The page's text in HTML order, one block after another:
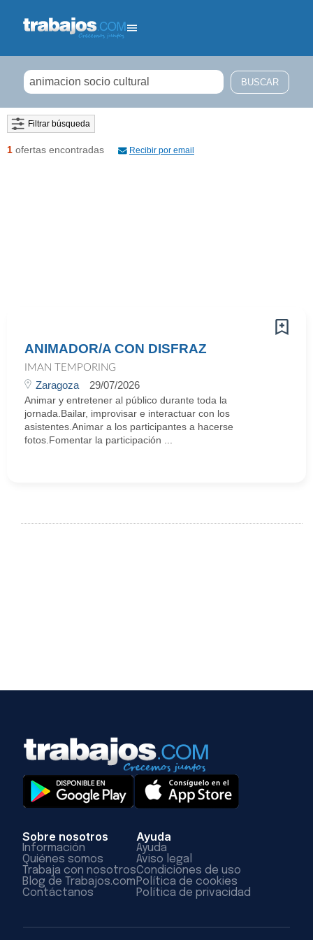
Filtrar búsqueda
1 ofertas encontradas Recibir por email
ANIMADOR/A CON DISFRAZ
IMAN TEMPORING
Zaragoza 29/07/2026
Animar y entretener al público durante toda la
jornada.Bailar, improvisar e interactuar con los
asistentes.Animar a los participantes a hacerse
fotos.Fomentar la participación ...
Sobre nosotros
Información
Quiénes somos
Trabaja con nosotros
Blog de Trabajos.com
Contáctanos
Ayuda
Ayuda
Aviso legal
Condiciones de uso
Política de cookies
Política de privacidad